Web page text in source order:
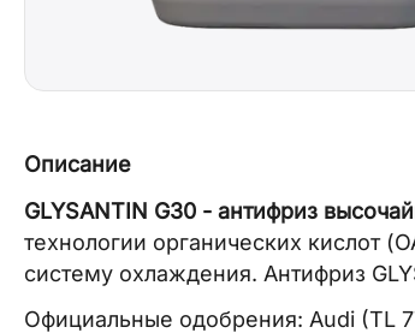
Описание
GLYSANTIN G30 - антифриз
технологии органических кислот
систему охлаждения. Антифриз
Официальные одобрения: Audi (TL